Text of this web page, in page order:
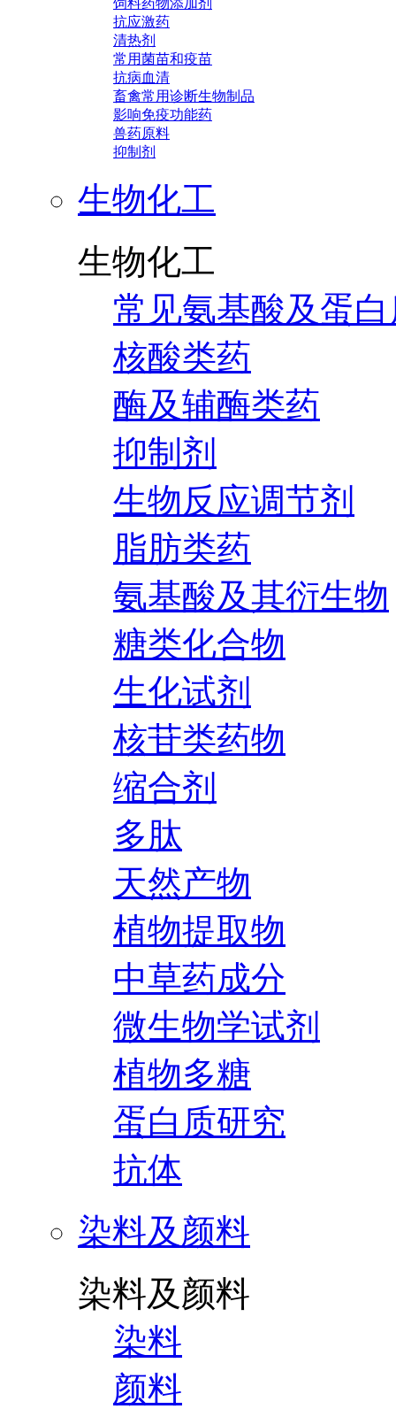
饲料药物添加剂
抗应激药
清热剂
常用菌苗和疫苗
抗病血清
畜禽常用诊断生物制品
影响免疫功能药
兽药原料
抑制剂
生物化工
生物化工
常见氨基酸及蛋
核酸类药
酶及辅酶类药
抑制剂
生物反应调节剂
脂肪类药
氨基酸及其衍生物
糖类化合物
生化试剂
核苷类药物
缩合剂
多肽
天然产物
植物提取物
中草药成分
微生物学试剂
植物多糖
蛋白质研究
抗体
染料及颜料
染料及颜料
染料
颜料